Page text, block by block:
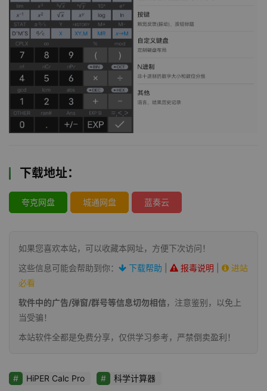
下载地址：
夸克网盘 城通网盘 蓝奏云
如果您喜欢本站，可以收藏本网址，方便下次访问！
这些信息可能会帮助到你：
下载帮助 报毒说明
进站
必看
软件中的广告/弹窗/群号等信息切勿相信，注意鉴别，以免上
当受骗！
本站软件全都是免费分享，仅供学习参考，严禁倒卖盈利！
HiPER Calc Pro 科学计算器